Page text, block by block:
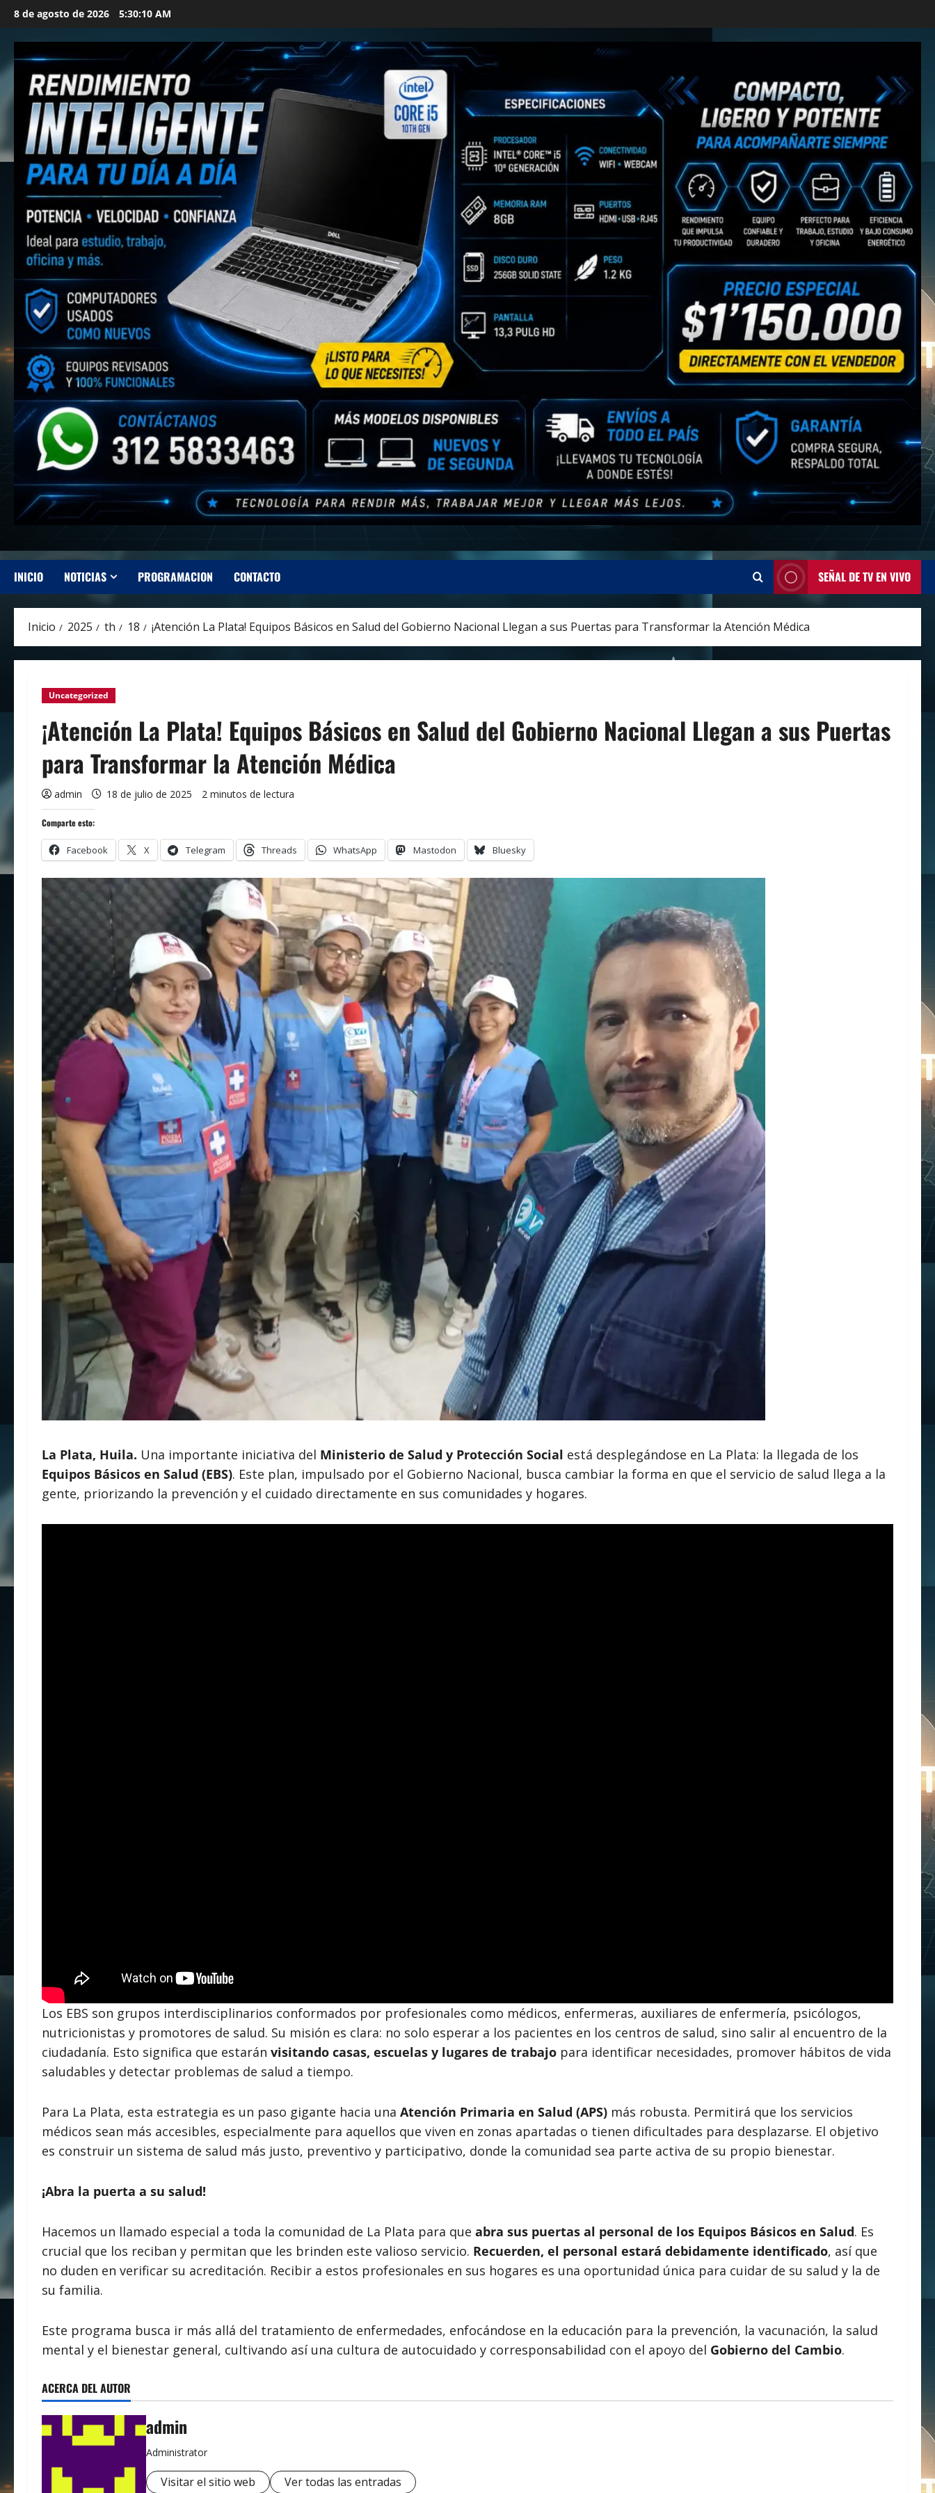
Saltar
contenido
8 de agosto de 2026 5:30:12 AM
INICIO NOTICIAS PROGRAMACION CONTACTO SEÑAL DE TV EN VIVO
Inicio 2025 th 18 ¡Atención La Plata! Equipos Básicos en Salud del Gobierno Nacional Llegan a sus Puertas para Transformar la Atención Médica
Uncategorized
¡Atención La Plata! Equipos Básicos en Salud del Gobierno Nacional Llegan a sus Puertas
para Transformar la Atención Médica
admin 18 de julio de 2025 2 minutos de lectura
Comparte esto:
Facebook X Telegram Threads WhatsApp Mastodon Bluesky
La Plata, Huila. Una importante iniciativa del Ministerio de Salud y Protección Social está desplegándose en La Plata: la llegada de los
Equipos Básicos en Salud (EBS). Este plan, impulsado por el Gobierno Nacional, busca cambiar la forma en que el servicio de salud llega a la
gente, priorizando la prevención y el cuidado directamente en sus comunidades y hogares.
Los EBS son grupos interdisciplinarios conformados por profesionales como médicos, enfermeras, auxiliares de enfermería, psicólogos,
nutricionistas y promotores de salud. Su misión es clara: no solo esperar a los pacientes en los centros de salud, sino salir al encuentro de la
ciudadanía. Esto significa que estarán visitando casas, escuelas y lugares de trabajo para identificar necesidades, promover hábitos de vida
saludables y detectar problemas de salud a tiempo.
Para La Plata, esta estrategia es un paso gigante hacia una Atención Primaria en Salud (APS) más robusta. Permitirá que los servicios
médicos sean más accesibles, especialmente para aquellos que viven en zonas apartadas o tienen dificultades para desplazarse. El objetivo
es construir un sistema de salud más justo, preventivo y participativo, donde la comunidad sea parte activa de su propio bienestar.
¡Abra la puerta a su salud!
Hacemos un llamado especial a toda la comunidad de La Plata para que abra sus puertas al personal de los Equipos Básicos en Salud. Es
crucial que los reciban y permitan que les brinden este valioso servicio. Recuerden, el personal estará debidamente identificado, así que
no duden en verificar su acreditación. Recibir a estos profesionales en sus hogares es una oportunidad única para cuidar de su salud y la de
su familia.
Este programa busca ir más allá del tratamiento de enfermedades, enfocándose en la educación para la prevención, la vacunación, la salud
mental y el bienestar general, cultivando así una cultura de autocuidado y corresponsabilidad con el apoyo del Gobierno del Cambio.
ACERCA DEL AUTOR
admin
Administrator
Visitar el sitio web Ver todas las entradas